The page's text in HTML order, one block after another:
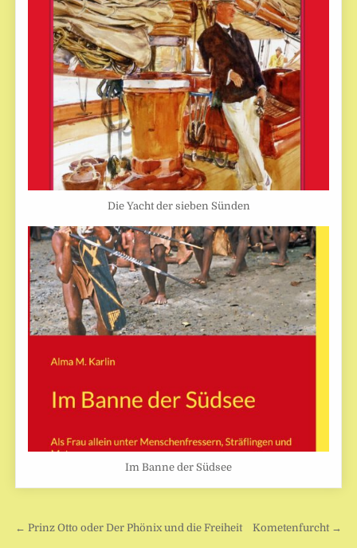
Die Yacht der sieben Sünden
Im Banne der Südsee
Beitragsnavigation
← Prinz Otto oder Der Phönix und die Freiheit Kometenfurcht →